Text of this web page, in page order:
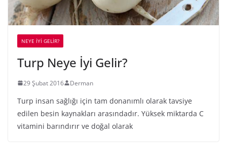
NEYE İYİ GELİR?
Turp Neye İyi Gelir?
29 Şubat 2016 Derman
Turp insan sağlığı için tam donanımlı olarak tavsiye
edilen besin kaynakları arasındadır. Yüksek miktarda C
vitamini barındırır ve doğal olarak